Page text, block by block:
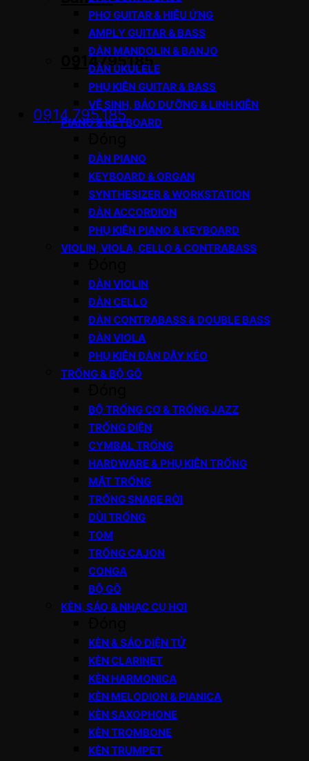
0914795185
0914.795.185
PHƠ GUITAR & HIỆU ỨNG
AMPLY GUITAR & BASS
ĐÀN MANDOLIN & BANJO
ĐÀN UKULELE
PHỤ KIỆN GUITAR & BASS
VỆ SINH, BẢO DƯỠNG & LINH KIỆN
PIANO & KEYBOARD
ĐÀN PIANO
KEYBOARD & ORGAN
SYNTHESIZER & WORKSTATION
ĐÀN ACCORDION
PHỤ KIỆN PIANO & KEYBOARD
VIOLIN, VIOLA, CELLO & CONTRABASS
ĐÀN VIOLIN
ĐÀN CELLO
ĐÀN CONTRABASS & DOUBLE BASS
ĐÀN VIOLA
PHỤ KIỆN ĐÀN DÂY KÉO
TRỐNG & BỘ GÕ
BỘ TRỐNG CƠ & TRỐNG JAZZ
TRỐNG ĐIỆN
CYMBAL TRỐNG
HARDWARE & PHỤ KIỆN TRỐNG
MẶT TRỐNG
TRỐNG SNARE RỜI
DÙI TRỐNG
TOM
TRỐNG CAJON
CONGA
BỘ GÕ
KÈN, SÁO & NHẠC CỤ HƠI
KÈN & SÁO ĐIỆN TỬ
KÈN CLARINET
KÈN HARMONICA
KÈN MELODION & PIANICA
KÈN SAXOPHONE
KÈN TROMBONE
KÈN TRUMPET